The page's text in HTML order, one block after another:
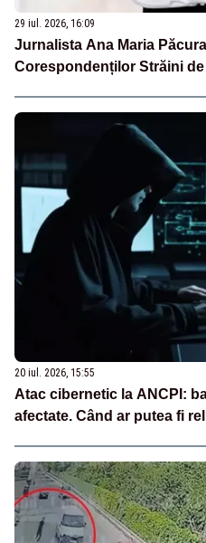
29 iul. 2026, 16:09
Jurnalista Ana Maria
Corespondenților Străini
20 iul. 2026, 15:55
Atac cibernetic la ANCPI:
afectate. Când ar putea fi